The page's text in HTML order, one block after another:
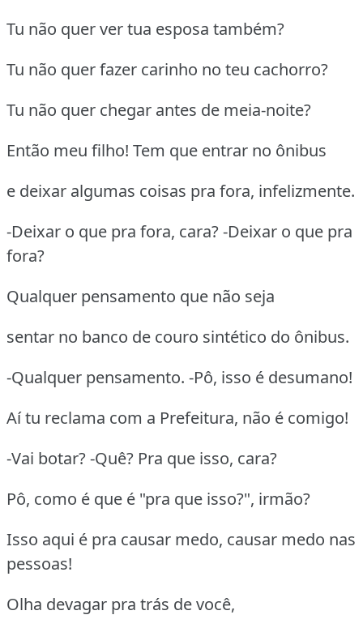
Tu não quer ver tua esposa também?
Tu não quer fazer carinho no teu cachorro?
Tu não quer chegar antes de meia-noite?
Então meu filho! Tem que entrar no ônibus
e deixar algumas coisas pra fora, infelizmente.
-Deixar o que pra fora, cara? -Deixar o que pra
fora?
Qualquer pensamento que não seja
sentar no banco de couro sintético do ônibus.
-Qualquer pensamento. -Pô, isso é desumano!
Aí tu reclama com a Prefeitura, não é comigo!
-Vai botar? -Quê? Pra que isso, cara?
Pô, como é que é "pra que isso?", irmão?
Isso aqui é pra causar medo, causar medo nas
pessoas!
Olha devagar pra trás de você,